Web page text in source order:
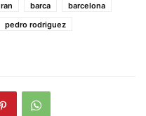
barca
barcelona
pedro rodriguez